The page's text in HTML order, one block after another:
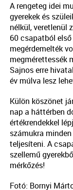
A rengeteg idei
gyerekek és
nélkül, veretlenül
60 csapatból
megérdemelték
megmérettessék
Sajnos erre
év múlva lesz
Külön köszönet
nap a háttérben
értékrendekkel
számukra
teljesíteni. A
szellemű
mérkőzés!
Fotó: Bornyi